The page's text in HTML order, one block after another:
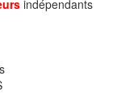
indépendants